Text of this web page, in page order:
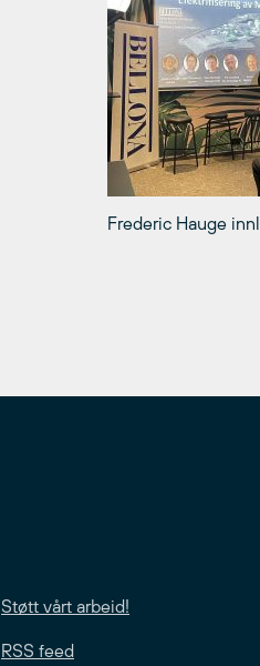
Frederic Hauge
Støtt vårt arbeid!
RSS feed